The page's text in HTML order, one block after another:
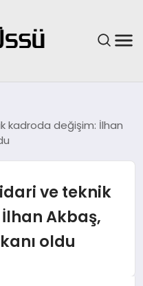
kadroda değişim: İlhan
ve teknik
Akbaş,
oldu